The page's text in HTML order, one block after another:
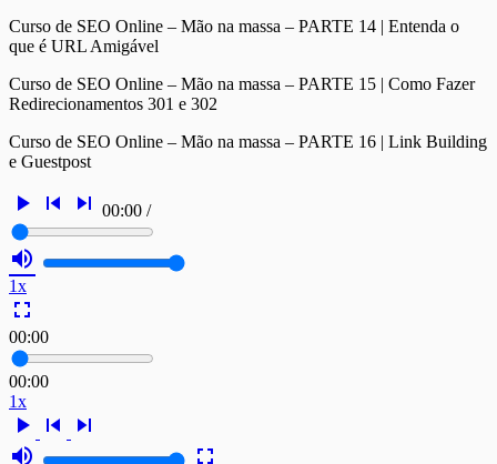
Curso de SEO Online – Mão na massa – PARTE 14 | Entenda o
que é URL Amigável
Curso de SEO Online – Mão na massa – PARTE 15 | Como Fazer
Redirecionamentos 301 e 302
Curso de SEO Online – Mão na massa – PARTE 16 | Link Building
e Guestpost
play_arrow skip_previous skip_next 00:00 /
volume_up
1x
fullscreen
00:00
00:00
1x
play_arrow skip_previous
skip_next
volume_up
fullscreen